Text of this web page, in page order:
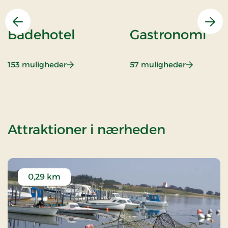
Forrige
Badehotel
153 muligheder: Badehotel
Gastronomi
57 muligheder:
Attraktioner i nærheden
0,29 km